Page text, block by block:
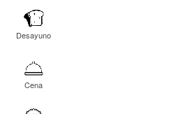
Desayuno
Cena